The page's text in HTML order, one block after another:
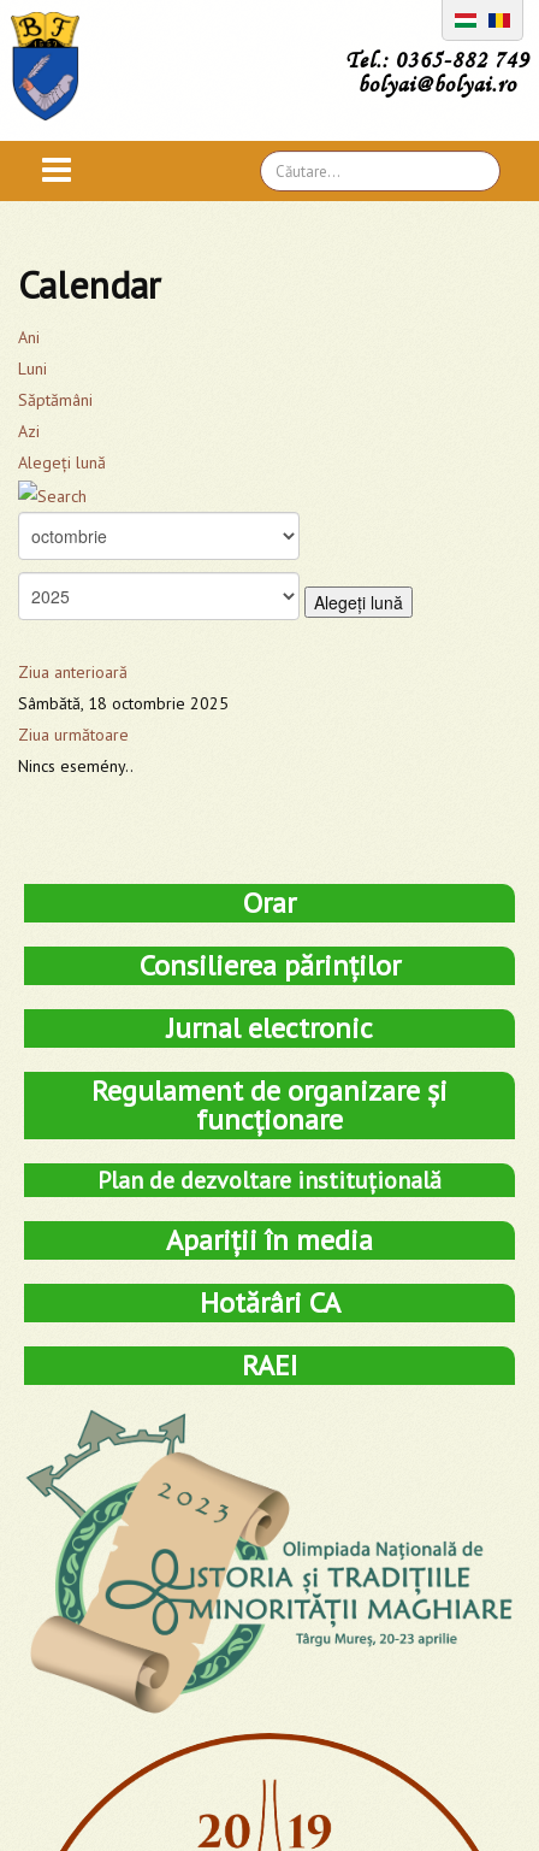
Tel.: 0365-882 749
bolyai@bolyai.ro
Căutare
...
Calendar
Ani
Luni
Săptămâni
Azi
Alegeţi lună
Alegeţi lună
Ziua anterioară
Sâmbătă, 18 octombrie 2025
Ziua următoare
Nincs esemény..
Orar
Consilierea părinților
Jurnal electronic
Regulament de organizare și
funcționare
Plan de dezvoltare instituțională
Apariții în media
Hotărâri CA
RAEI